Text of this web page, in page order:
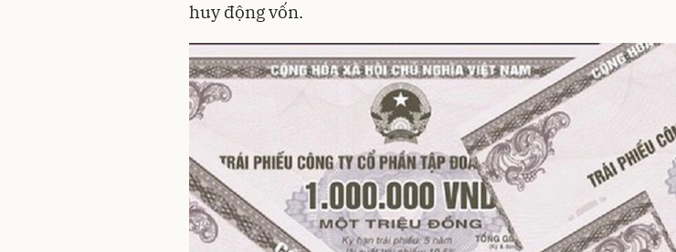
huy động vốn.